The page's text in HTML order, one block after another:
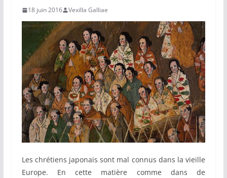
18 juin 2016 Vexilla Galliae
Les chrétiens japonais sont mal connus dans la vieille
Europe. En cette matière comme dans de